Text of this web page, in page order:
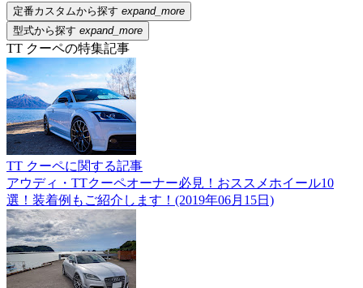
定番カスタムから探す expand_more
型式から探す expand_more
TT クーペの特集記事
TT クーペに関する記事
アウディ・TTクーペオーナー必見！おススメホイール10
選！装着例もご紹介します！(2019年06月15日)